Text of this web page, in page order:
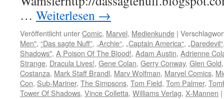
… Weiterlesen →
Veröffentlicht unterComic, Marvel, Medienkunde |
Men", “Das sagte Nuff”, „Archie“, „Captain America“, „Daredevil“
Shadows", A Poison Of The Blood!, Adam Austin, Adrienne
Strange, Dracula Lives!, Gene Colan, Gerry Conway, Glen Gold
Costanza, Mark Staff Brandl, Marv Wolfman, Marvel Comics,
Con, Sub-Mariner, The Simpsons, Tom Field, Tom Palmer,
Tower Of Shadows, Vince Colletta, Williams Verlag, X-Mannen |